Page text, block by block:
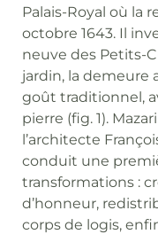
Palais-Royal où la
octobre 1643. Il
neuve des Petits-
jardin, la demeure
goût traditionnel,
pierre (fig. 1).
l’architecte
conduit une
transformations :
d’honneur,
corps de logis,